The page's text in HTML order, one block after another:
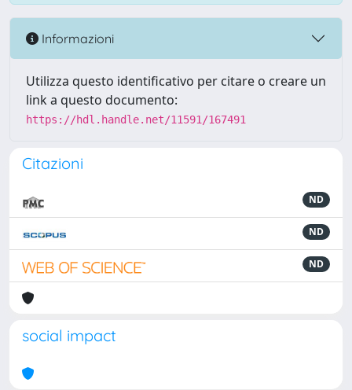
Informazioni
Utilizza questo identificativo per citare o creare un
link a questo documento:
https://hdl.handle.net/11591/167491
Citazioni
ND
ND
ND
social impact